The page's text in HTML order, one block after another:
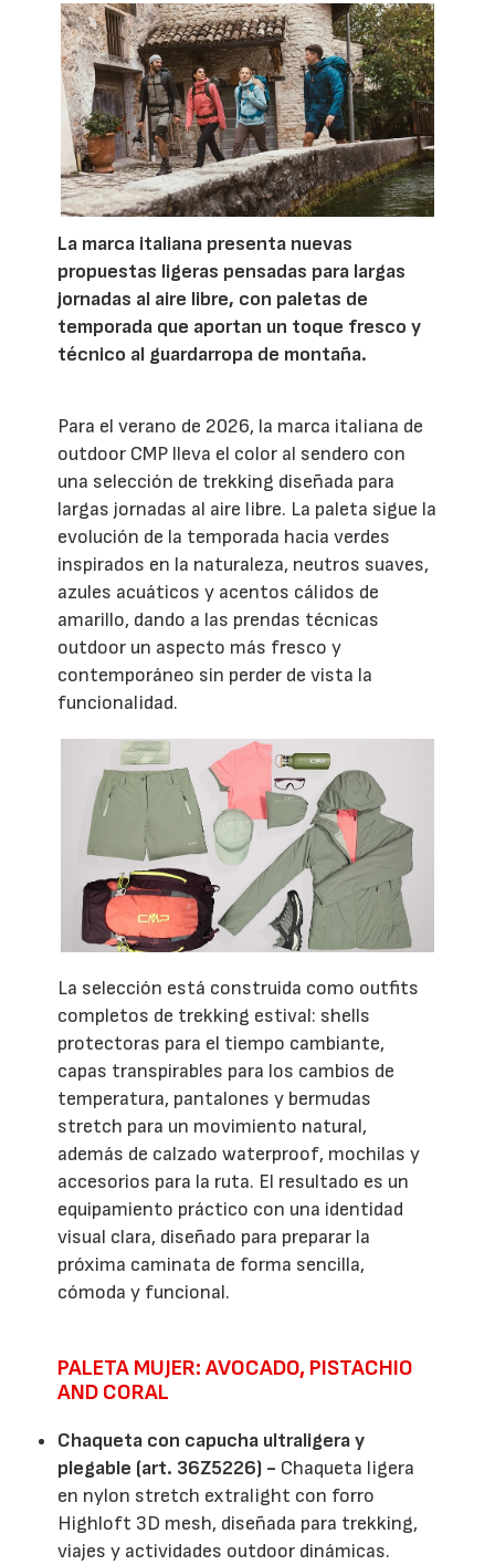
La marca italiana presenta nuevas
propuestas ligeras pensadas para largas
jornadas al aire libre, con paletas de
temporada que aportan un toque fresco y
técnico al guardarropa de montaña.
Para el verano de 2026, la marca italiana de
outdoor CMP lleva el color al sendero con
una selección de trekking diseñada para
largas jornadas al aire libre. La paleta sigue la
evolución de la temporada hacia verdes
inspirados en la naturaleza, neutros suaves,
azules acuáticos y acentos cálidos de
amarillo, dando a las prendas técnicas
outdoor un aspecto más fresco y
contemporáneo sin perder de vista la
funcionalidad.
La selección está construida como outfits
completos de trekking estival: shells
protectoras para el tiempo cambiante,
capas transpirables para los cambios de
temperatura, pantalones y bermudas
stretch para un movimiento natural,
además de calzado waterproof, mochilas y
accesorios para la ruta. El resultado es un
equipamiento práctico con una identidad
visual clara, diseñado para preparar la
próxima caminata de forma sencilla,
cómoda y funcional.
PALETA MUJER: AVOCADO, PISTACHIO
AND CORAL
Chaqueta con capucha ultraligera y
plegable (art. 36Z5226) - Chaqueta ligera
en nylon stretch extralight con forro
Highloft 3D mesh, diseñada para trekking,
viajes y actividades outdoor dinámicas.